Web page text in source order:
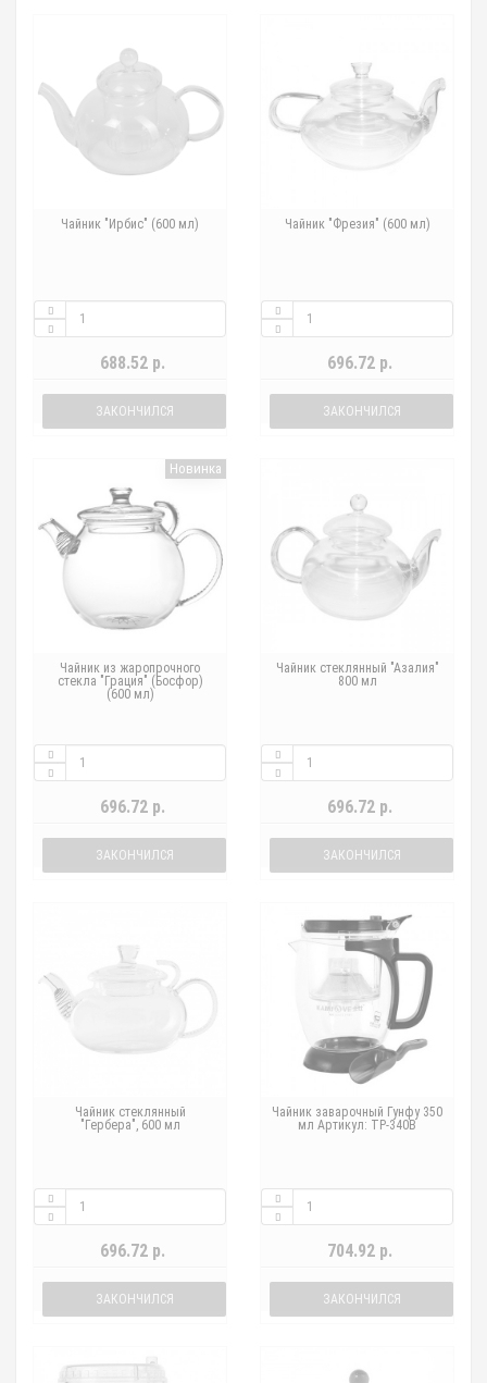
Чайник "Ирбис" (600 мл)
688.52 р.
ЗАКОНЧИЛСЯ
Чайник "Фрезия" (600 мл)
696.72 р.
ЗАКОНЧИЛСЯ
Новинка
Чайник из жаропрочного
стекла "Грация" (Босфор)
(600 мл)
696.72 р.
ЗАКОНЧИЛСЯ
Чайник стеклянный "Азалия"
800 мл
696.72 р.
ЗАКОНЧИЛСЯ
Чайник стеклянный
"Гербера", 600 мл
696.72 р.
ЗАКОНЧИЛСЯ
Чайник заварочный Гунфу 350
мл Артикул: TP-340B
704.92 р.
ЗАКОНЧИЛСЯ